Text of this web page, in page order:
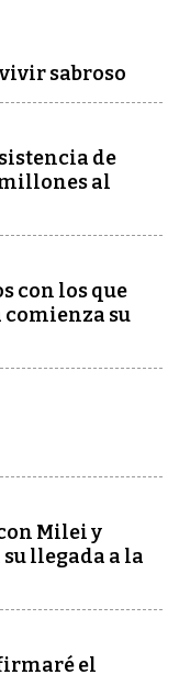
sabroso
de
millones al
con los que
su
Milei y
llegada a la
el